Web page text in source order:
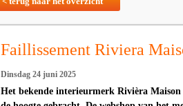
Faillissement Riviera
Dinsdag 24 juni 2025
Het bekende interieurmerk Rivièra